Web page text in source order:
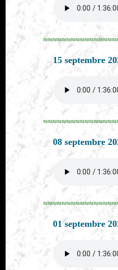
15 septembre
08 septembre
01 septembre